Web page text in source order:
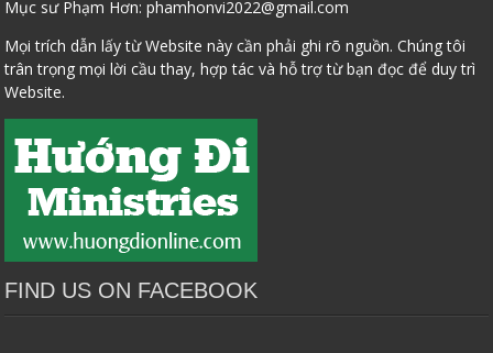
Mục sư Phạm Hơn:phamhonvi2022@gmail.com
Mọi trích dẫn lấy từ Website này cần phải ghi rõ nguồn. Chúng tôi
trân trọng mọi lời cầu thay, hợp tác và hỗ trợ từ bạn đọc để duy trì
Website.
FIND US ON FACEBOOK